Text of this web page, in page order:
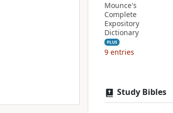
Mounce's
Complete
Expository
Dictionary
PLUS
9 entries
Study Bibles